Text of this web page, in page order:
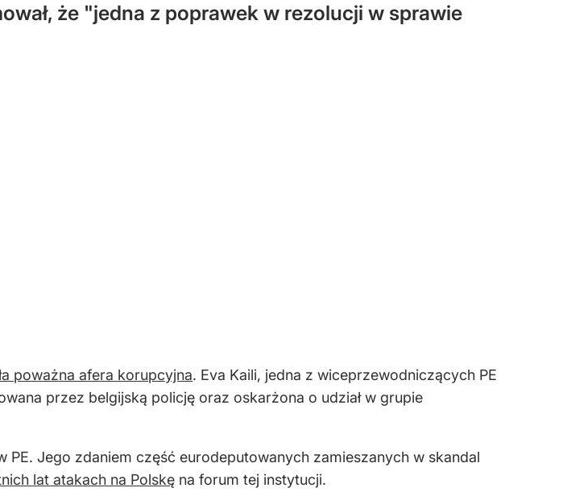
że "jedna z poprawek w rezolucji w sprawie
poważna afera korupcyjna. Eva Kaili, jedna z wiceprzewodniczących PE
przez belgijską policję oraz oskarżona o udział w grupie
PE. Jego zdaniem część eurodeputowanych zamieszanych w skandal
lat atakach na Polskę na forum tej instytucji.